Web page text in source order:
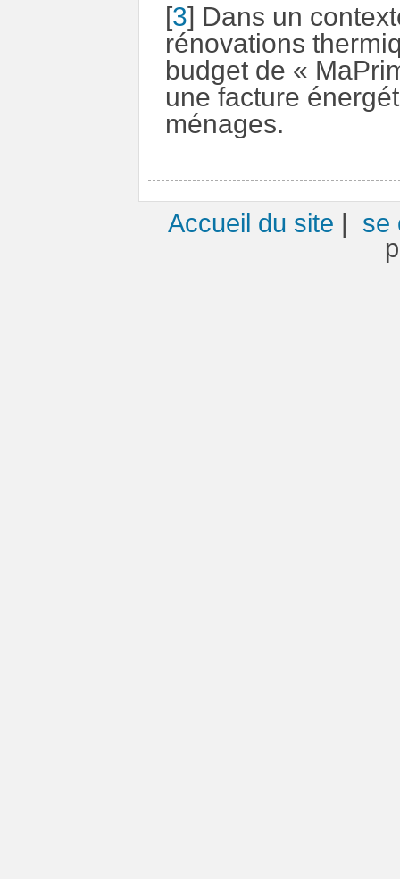
[3] Dans un
rénovations
budget de «
une facture
ménages.
Accueil du site | se